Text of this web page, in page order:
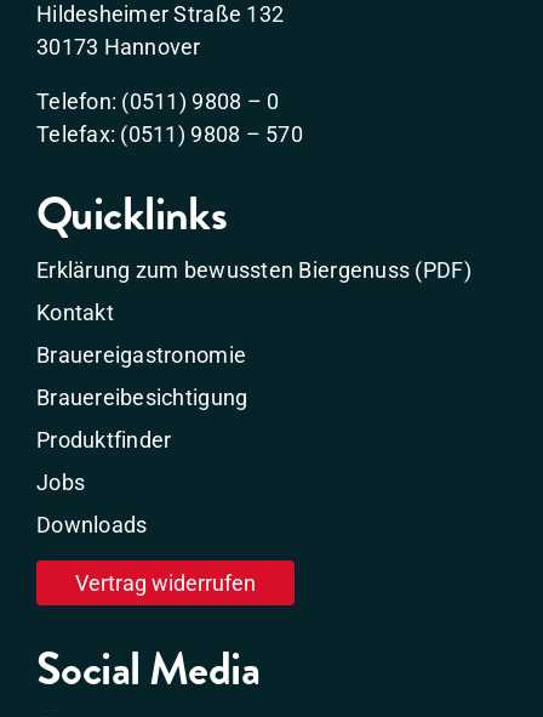
Hildesheimer Straße 132
30173 Hannover
Telefon: (0511) 9808 – 0
Telefax: (0511) 9808 – 570
Quicklinks
Erklärung zum bewussten Biergenuss (PDF)
Kontakt
Brauereigastronomie
Brauereibesichtigung
Produktfinder
Jobs
Downloads
Vertrag widerrufen
Social Media